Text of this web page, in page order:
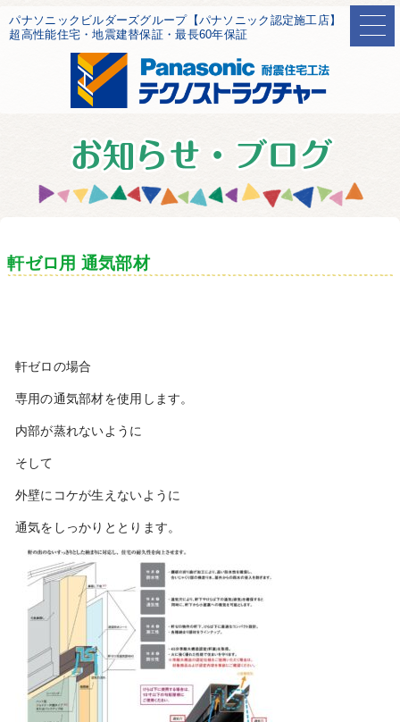
パナソニックビルダーズグループ【パナソニック認定施工店】
超高性能住宅・地震建替保証・最長60年保証
軒ゼロ用 通気部材
軒ゼロの場合
専用の通気部材を使用します。
内部が蒸れないように
そして
外壁にコケが生えないように
通気をしっかりととります。